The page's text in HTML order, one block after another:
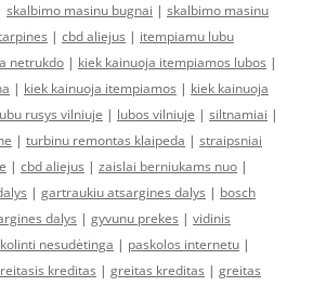
skalbimo masinu bugnai | skalbimo masinu
| cbd aliejus | itempiamu lubu
netrukdo | kiek kainuoja itempiamos lubos |
| kiek kainuoja itempiamos | kiek kainuoja
rusys vilniuje | lubos vilniuje | siltnamiai |
| turbinu remontas klaipeda | straipsniai
| cbd aliejus | zaislai berniukams nuo |
| gartraukiu atsargines dalys | bosch
dalys | gyvunu prekes | vidinis
nesudėtinga | paskolos internetu |
kreditas | greitas kreditas | greitas